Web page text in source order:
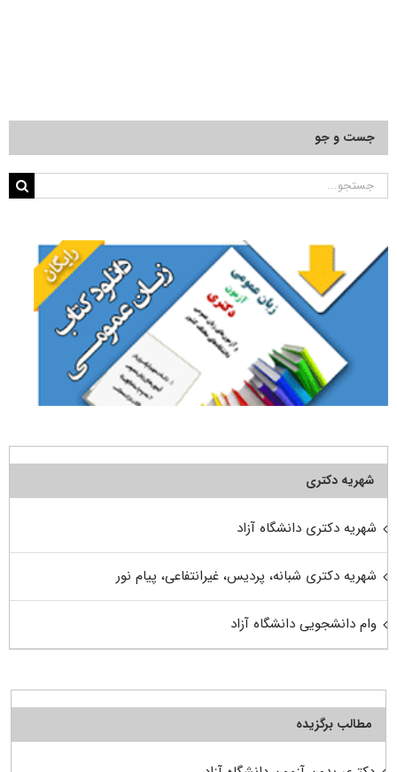
جست و جو
جستجو
شهریه دکتری
شهریه دکتری دانشگاه آزاد
شهریه دکتری شبانه، پردیس، غیرانتفاعی، پیام نور
وام دانشجویی دانشگاه آزاد
مطالب برگزیده